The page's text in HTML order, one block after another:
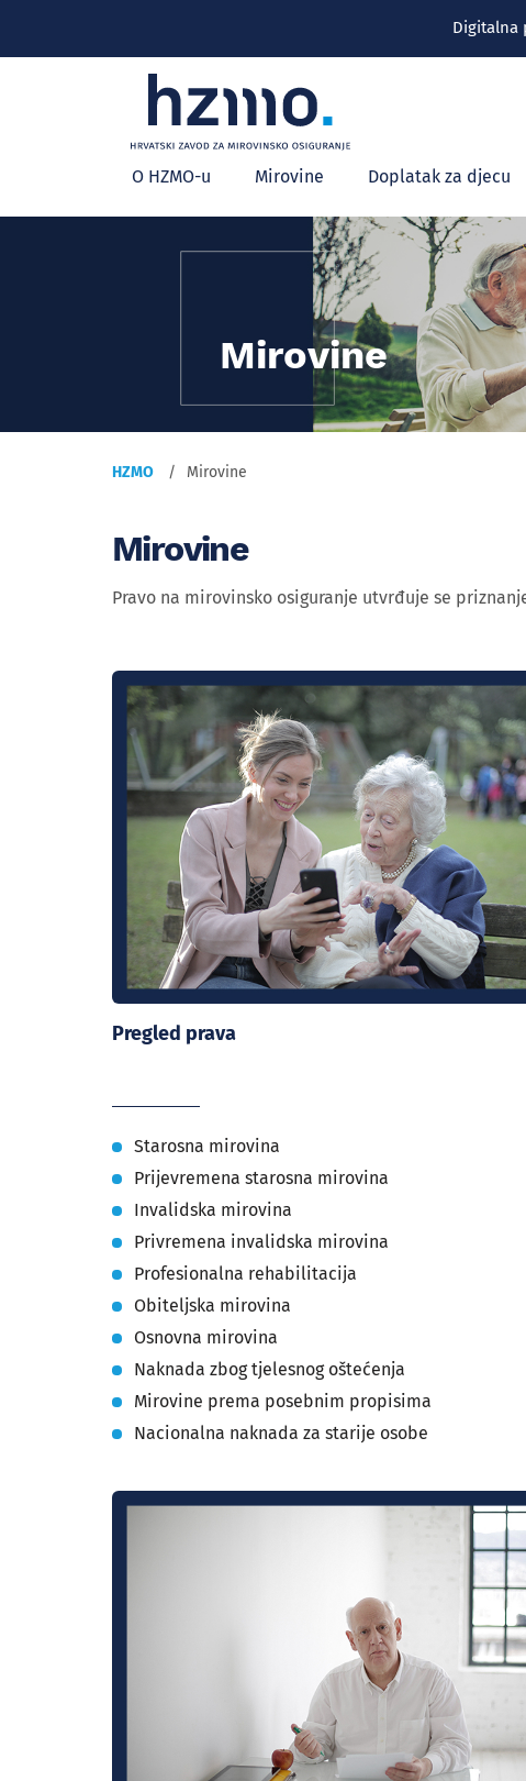
Digitalna
Glavni
izbornik
O HZMO-u Mirovine Doplatak za djecu
Mirovine
HZMO Mirovine
Mirovine
Pravo na mirovinsko osiguranje utvrđuje se
Pregled prava
Starosna mirovina
Prijevremena starosna mirovina
Invalidska mirovina
Privremena invalidska mirovina
Profesionalna rehabilitacija
Obiteljska mirovina
Osnovna mirovina
Naknada zbog tjelesnog oštećenja
Mirovine prema posebnim propisima
Nacionalna naknada za starije osobe